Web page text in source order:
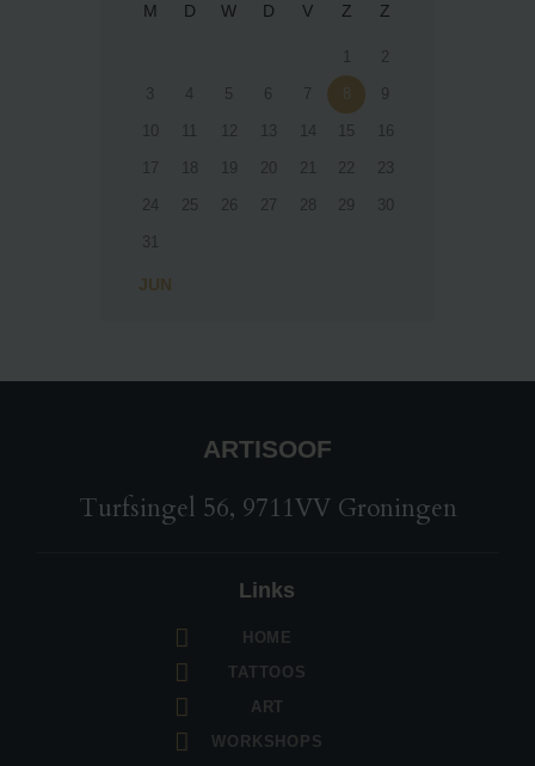
M D W D V Z Z
1 2
3 5 6 7 8 9
10 11 12 13 14 15 16
17 18 19 20 21 22 23
24 25 26 27 28 29 30
31
« JUN
ARTISOOF
Turfsingel 56, 9711VV Groningen
Links
HOME
TATTOOS
ART
WORKSHOPS